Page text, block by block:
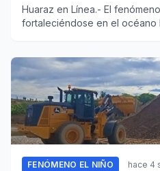
Huaraz en Línea.- El
fortaleciéndose en el océano
FENÓMENO EL NIÑO hace 4